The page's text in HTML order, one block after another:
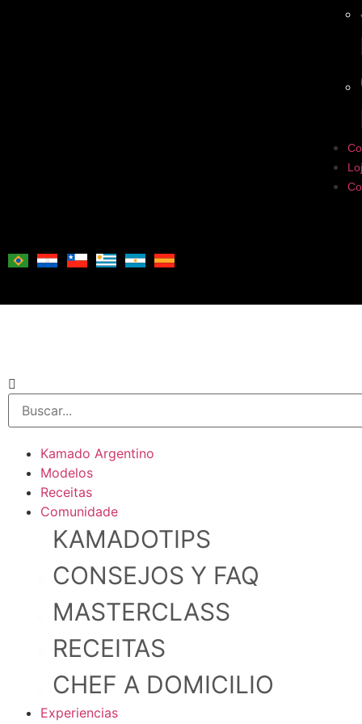
Kamado Argentino
Modelos
Receitas
Comunidade
KAMADOTIPS
CONSEJOS Y FAQ
MASTERCLASS
RECEITAS
CHEF A DOMICILIO
Experiencias